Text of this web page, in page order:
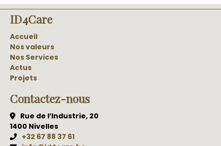
ID4Care
Accueil
Nos valeurs
Nos Services
Actus
Projets
Contactez-nous
Rue de l’Industrie, 20
1400 Nivelles
+32 67 88 37 61